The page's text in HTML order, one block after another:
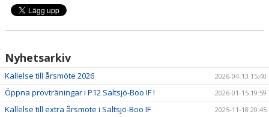
Nyhetsarkiv
Kallelse till årsmöte 2026 2026-04-13 15:40
Öppna provträningar i P12 Saltsjö-Boo IF ! 2026-01-15 19:59
Kallelse till extra årsmöte i Saltsjö-Boo IF 2025-11-18 20:45